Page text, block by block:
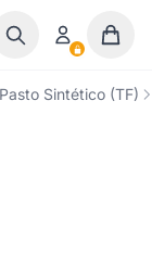
Sintético (TF)